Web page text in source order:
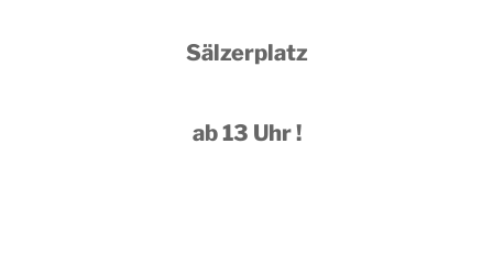
Sälzerplatz
ab 13 Uhr !